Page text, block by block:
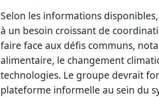
Selon les informations
à un besoin croissant de
faire face aux défis communs,
alimentaire, le changement
technologies. Le groupe devrait
plateforme informelle au sein du